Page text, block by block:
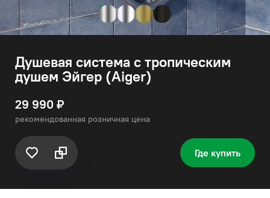
Душевая система с тропическим
душем Эйгер (Aiger)
29 990 ₽
рекомендованная розничная цена
Где купить